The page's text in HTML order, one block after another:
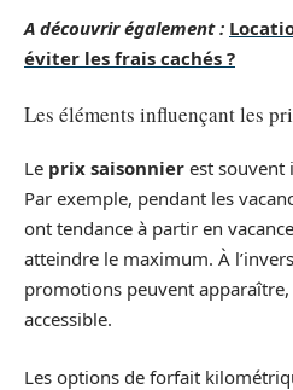
A découvrir également :
éviter les frais cachés ?
Les éléments influençant les
Le prix saisonnier est souvent
Par exemple, pendant les
ont tendance à partir en
atteindre le maximum. À
promotions peuvent
accessible.
Les options de forfait